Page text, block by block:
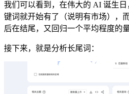
我们可以看到，在伟大的 AI 诞生日
键词就开始有了（说明有市场），
后在结尾，又回归一个平均程度的
接下来，就是分析长尾词：